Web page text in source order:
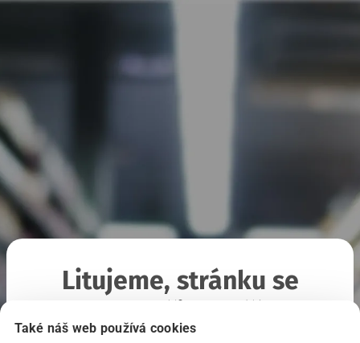
Také náš web používá cookies
Litujeme, stránku se